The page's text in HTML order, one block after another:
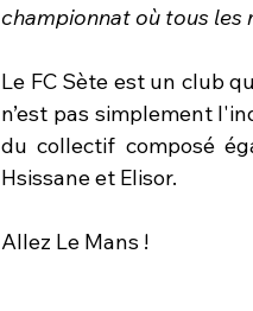
championnat où tous
Le FC Sète est un club
n’est pas simplement
du collectif composé
Hsissane et Elisor.
Allez Le Mans !